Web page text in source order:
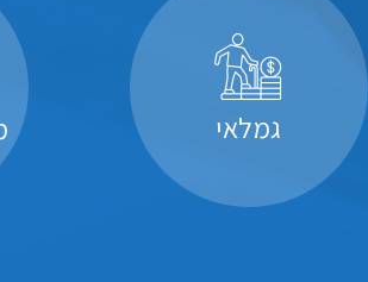
גמלאי